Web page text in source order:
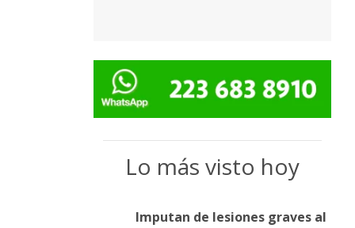
Lo más visto hoy
Imputan de lesiones graves al